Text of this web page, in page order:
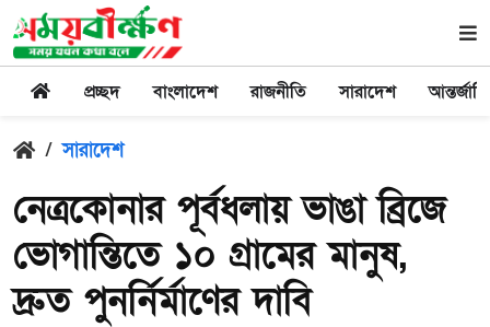
প্রচ্ছদ বাংলাদেশ রাজনীতি সারাদেশ
/ সারাদেশ
নেত্রকোনার পূর্বধলায় ভাঙা ব্রিজে
ভোগান্তিতে ১০ গ্রামের মানুষ,
দ্রুত পুনর্নির্মাণের দাবি